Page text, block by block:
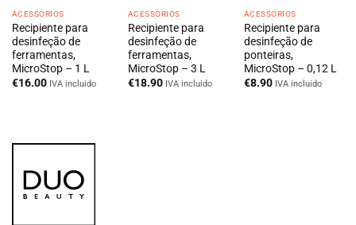
ACESSÓRIOS
Recipiente para
desinfeção de
ferramentas,
MicroStop – 1 L
€16.00 IVA incluido
ACESSÓRIOS
Recipiente para
desinfeção de
ferramentas,
MicroStop – 3 L
€18.90 IVA incluido
ACESSÓRIOS
Recipiente para
desinfeção de
ponteiras,
MicroStop – 0,12 L
€8.90 IVA incluido